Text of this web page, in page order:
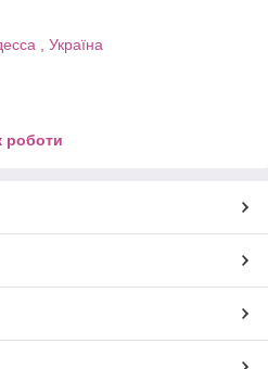
, Україна
роботи